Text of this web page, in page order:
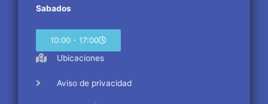
Sabados
10:00 - 17:00
Ubicaciones
Aviso de privacidad